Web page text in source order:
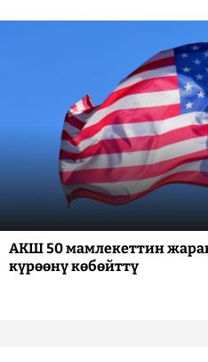
АКШ 50 мамлекеттин
күрөөнү көбөйттү